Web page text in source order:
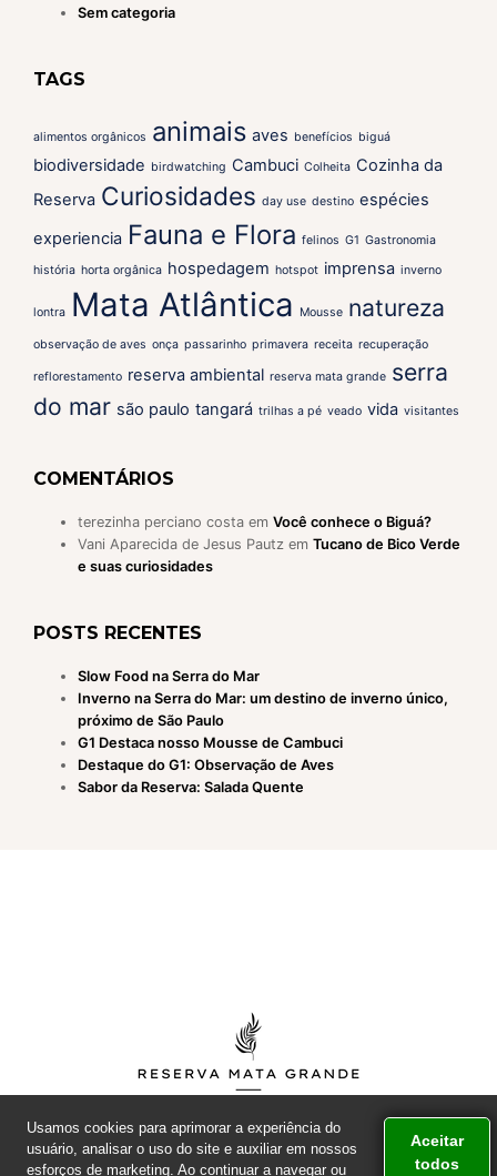
Sem categoria
TAGS
alimentos orgânicos animais aves benefícios biguá
biodiversidade birdwatching Cambuci Colheita Cozinha da
Reserva Curiosidades day use destino espécies
experiencia Fauna e Flora felinos G1 Gastronomia
história horta orgânica hospedagem hotspot imprensa inverno
lontra Mata Atlântica Mousse natureza
observação de aves onça passarinho primavera receita recuperação
reflorestamento reserva ambiental reserva mata grande serra
do mar são paulo tangará trilhas a pé veado vida visitantes
COMENTÁRIOS
terezinha perciano costa em Você conhece o Biguá?
Vani Aparecida de Jesus Pautz em Tucano de Bico Verde
e suas curiosidades
POSTS RECENTES
Slow Food na Serra do Mar
Inverno na Serra do Mar: um destino de inverno único,
próximo de São Paulo
G1 Destaca nosso Mousse de Cambuci
Destaque do G1: Observação de Aves
Sabor da Reserva: Salada Quente
Usamos cookies para aprimorar a experiência do
usuário, analisar o uso do site e auxiliar em nossos
esforços de marketing. Ao continuar a navegar ou
Aceitar
todos